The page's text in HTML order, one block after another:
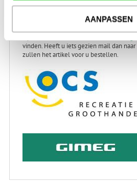
AANPASSEN
RECREATIEGROOTHANDELS
vinden. Heeft u iets gezien mail dan naar
zullen het artikel voor u bestellen.